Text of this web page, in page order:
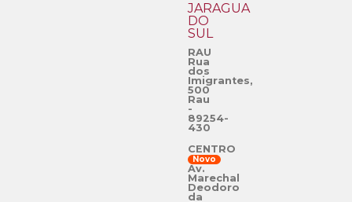
JARAGUÁ
DO
SUL
RAU
Rua
dos
Imigrantes,
500
Rau
-
89254-
430
CENTRO
Novo
Av.
Marechal
Deodoro
da